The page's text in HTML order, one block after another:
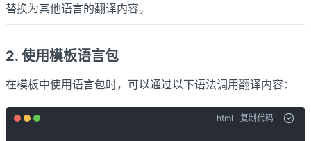
替换为其他语言的翻译内容。
2. 使用模板语言包
在模板中使用语言包时，可以通过以下语法调用翻译内容：
html 复制代码